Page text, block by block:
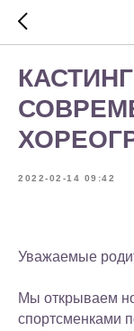
2022-02-14 09:42
Уважаемые
Мы открываем
спортсменками